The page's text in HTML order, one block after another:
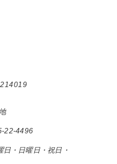
22-4496
・日曜日・祝日・